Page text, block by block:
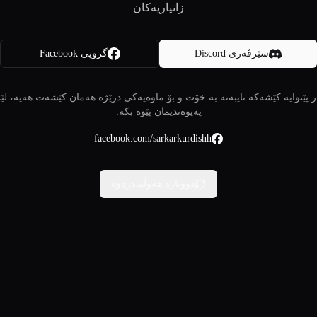
زانیاریەکان
سێرڤەری Discord گروپی Facebook
پێتوایە کێشەکە تایبەتە بە خۆت و بۆ ماوەیەکی درێژە هەمان کێشەت هەیە،
پەیوەندیمان پێوە بکە:
facebook.com/sarkarkurdishh